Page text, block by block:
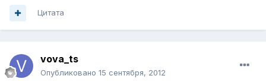
Цитата
vova_ts
Опубликовано 15 сентября, 2012